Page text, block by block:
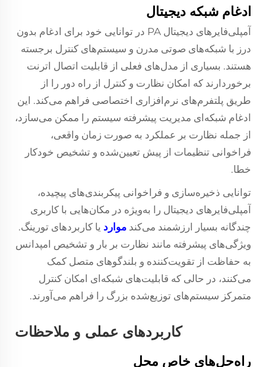
ادغام شبکه دیجیتال
آمپلی‌فایر‌های دیجیتال PA در توانایی خود برای ادغام بدون
درز با شبکه‌های صوتی مدرن و سیستم‌های کنترل برجسته
هستند. بسیاری از مدل‌های فعلی از قابلیت اتصال اترنت
برخوردارند که امکان نظارت و کنترل از راه دور را از
طریق پلتفرم‌های نرم‌افزاری اختصاصی فراهم می‌کند. این
ادغام شبکه‌ای مدیریت پیشرفته سیستم را ممکن می‌سازد،
از جمله نظارت بر عملکرد به صورت زمان واقعی،
فراخوانی تنظیمات از پیش تعیین‌شده و تشخیص خودکار
خطا.
توانایی ذخیره‌سازی و فراخوانی پیکربندی‌های پیچیده،
آمپلی‌فایر‌های دیجیتال را به‌ویژه در مکان‌هایی با کاربری
چندگانه بسیار ارزشمند می‌کند موارد یا کاربردهای تورینگ.
ویژگی‌های پیشرفته مانند نظارت بر بار و تشخیص امپدانس
به حفاظت از تقویت‌کننده و بلندگوهای متصل کمک
می‌کنند، در حالی که قابلیت‌های شبکه‌ای امکان کنترل
متمرکز سیستم‌های توزیع‌شده بزرگ را فراهم می‌آورند.
کاربردهای عملی و ملاحظات
راه‌حل‌های خاص محل